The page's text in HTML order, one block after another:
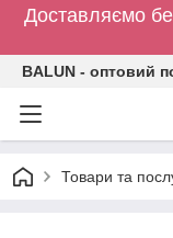
Доставляємо
BALUN - оптовий
Товари та